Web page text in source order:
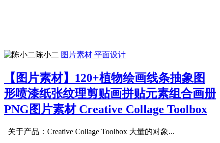
陈小二 图片素材 平面设计
【图片素材】120+植物绘画线条抽象图
形喷漆纸张纹理剪贴画拼贴元素组合画册
PNG图片素材 Creative Collage Toolbox
关于产品：Creative Collage Toolbox 大量的对象...